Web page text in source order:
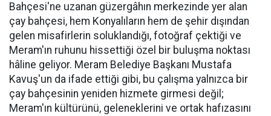
Bahçesi'ne uzanan güzergâhın merkezinde yer alan
çay bahçesi, hem Konyalıların hem de şehir dışından
gelen misafirlerin soluklandığı, fotoğraf çektiği ve
Meram'ın ruhunu hissettiği özel bir buluşma noktası
hâline geliyor. Meram Belediye Başkanı Mustafa
Kavuş'un da ifade ettiği gibi, bu çalışma yalnızca bir
çay bahçesinin yeniden hizmete girmesi değil;
Meram'ın kültürünü, geleneklerini ve ortak hafızasını